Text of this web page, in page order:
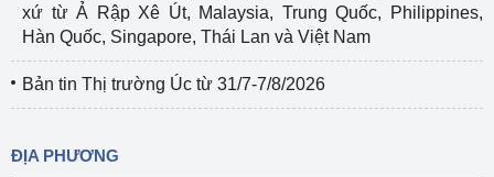
xứ từ Ả Rập Xê Út, Malaysia, Trung Quốc, Philippines,
Hàn Quốc, Singapore, Thái Lan và Việt Nam
Bản tin Thị trường Úc từ 31/7-7/8/2026
ĐỊA PHƯƠNG